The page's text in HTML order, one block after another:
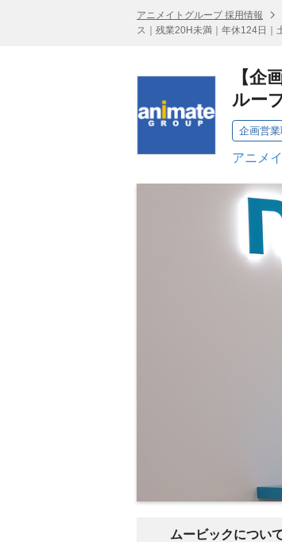
アニメイトグループ 採用情報
ス｜残業20H未満｜年休124日｜
【企
ルー
企画営業
アニメ
ムービックについ